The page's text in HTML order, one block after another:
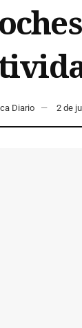
Diario 2 de